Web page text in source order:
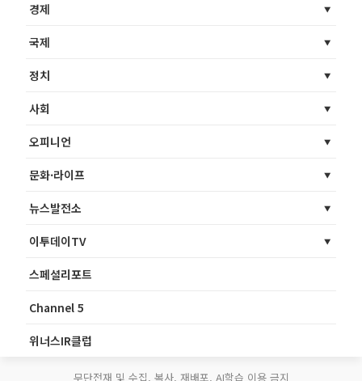
경제
국제
정치
사회
오피니언
문화·라이프
뉴스발전소
이투데이TV
스페셜리포트
Channel 5
위너스IR클럽
무단전재 및 수집, 복사, 재배포, AI학습 이용 금지